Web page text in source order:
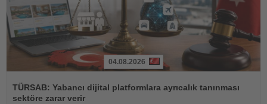
Oku
04.08.2026
TÜRSAB: Yabancı dijital platformlara ayrıcalık tanınması
sektöre zarar verir